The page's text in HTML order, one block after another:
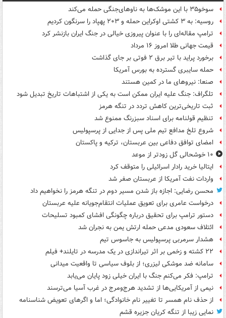
سوخو۳۵ با این موشک‌ها به ناوهای‌جنگی حمله می‌کند
روسیه: به ۳ کشتی اوکراین حمله و ۲۰۳ پهپاد را سرنگون کردیم
ترامپ مقاله‌ای را با عنوان پیروزی خیالی در جنگ ایران بازنشر کرد
قیمت جهانی طلا امروز ۱۶ مرداد
برخورد پراید با تیر برق ۲ فوتی بر جای گذاشت
حمله سایبری گسترده به بورس آمریکا
صنعا: نیروهای ما در کمین‌ هستند
تلگراف: جنگ علیه ایران ممکن است به یکی از اشتباهات تاریخ تبدیل شود
ثبت تاریخی‌ترین کاهش تردد در تنگه هرمز
تنظیم قولنامه برای اسناد سبزرنگ ممنوع شد
شروع تلخ مدافع تیم ملی پس از جدایی از پرسپولیس
امضای توافق دفاعی بین عربستان، ترکیه و پاکستان
۱۰ خوشحالی گل زودتر از موعد
ایتالیا خرید رادار اسرائیلی را متوقف کرد
واردات نفت آمریکا از عربستان صفر شد
محسن رضایی: اجازه باز شدن مسیر دوم در تنگه هرمز را نخواهیم داد
درخواست عامری برای تعویق عملیات انتقام‌جویانه علیه عربستان
دستور ترامپ برای تحقیق درباره چگونگی افشای کمبود تسلیحات
ائتلاف سعودی مدعی حمله ارتش یمن به نجران شد
هشدار سرمربی پرسپولیس به جاسوس تیم
۲۲ کشته و زخمی بر اثر تیراندازی در یک مدرسه در تایلند+ فیلم
سامانه ضد موشکی لیزری؛ از بلوف سیاسی تا واقعیت میدانی
ترامپ: فکر می‌کنم جنگ با ایران خیلی زود پایان می‌یابد
نیمی از آمریکایی‌ها از تشدید هرج‌ومرج در غرب آسیا می‌ترسند
از حذف نام همسر تا تغییر نام خانوادگی؛ اما و اگرهای تعویض شناسنامه
نمایی زیبا از تنگه کریان جزیره قشم